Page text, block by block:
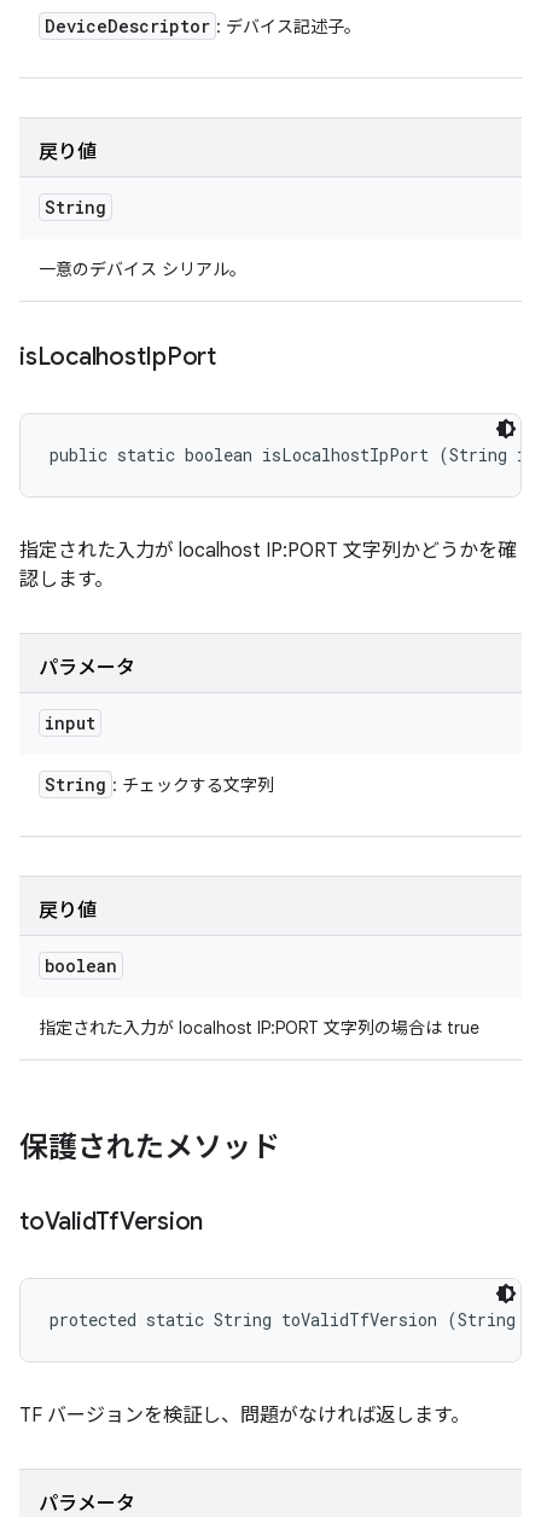
DeviceDescriptor : デバイス記述子。
戻り値
String
一意のデバイス シリアル。
isLocalhostIpPort
public static boolean isLocalhostIpPort (String
指定された入力が localhost IP:PORT 文字列かどうかを確
認します。
パラメータ
input
String : チェックする文字列
戻り値
boolean
指定された入力が localhost IP:PORT 文字列の場合は true
保護されたメソッド
toValidTfVersion
protected static String toValidTfVersion (String
TF バージョンを検証し、問題がなければ返します。
パラメータ